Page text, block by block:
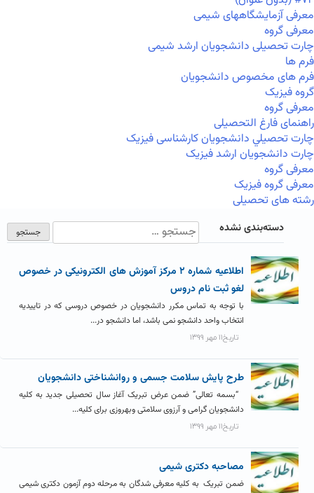
معرفی آزمایشگاههای شیمی
معرفی گروه
چارت تحصیلی دانشجویان ارشد شیمی
فرم ها
فرم های مخصوص دانشجویان
گروه فیزیک
معرفی گروه
راهنمای فارغ التحصیلی
چارت تحصيلي دانشجویان کارشناسی فیزیک
چارت دانشجویان ارشد فیزیک
معرفی گروه
معرفی گروه فیزیک
رشته های تحصیلی
دسته‌بندی نشده
اطلاعیه شماره ۲ مرکز آموزش های الکترونیکی در خصوص
لغو ثبت نام دروس
با توجه به تماس مکرر دانشجویان در خصوص دروسی که در تاییدیه
انتخاب واحد دانشجو نمی باشد، اما دانشجو در...
تاریخ۱۱ مهر ۱۳۹۹
طرح پایش سلامت جسمی و روانشناختی دانشجویان
“بسمه تعالی” ضمن عرض تبریک آغاز سال تحصیلی جدید به کلیه
دانشجویان گرامی و آرزوی سلامتی وبهروزی برای کلیه...
تاریخ۱۱ مهر ۱۳۹۹
مصاحبه دکتری شیمی
ضمن تبریک به کلیه معرفی شدگان به مرحله دوم آزمون دکتری شیمی